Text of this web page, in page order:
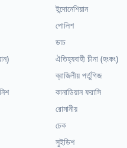
ইন্দোনেশিয়ান
পোলিশ
ডাচ
ঐতিহ্যবাহী চীনা (হংকং)
ব্রাজিলীয় পর্তুগিজ
কানাডিয়ান ফরাসি
রোমানীয়
চেক
সুইডিশ